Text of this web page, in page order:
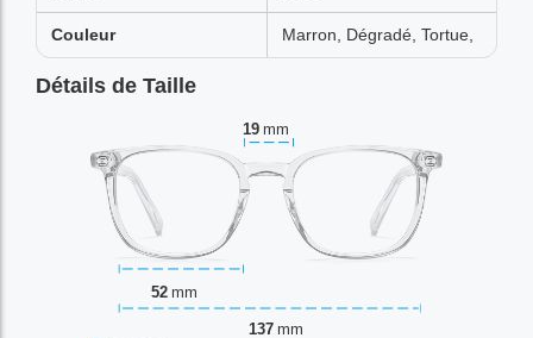
Couleur Marron, Dégradé, Tortue,
Détails de Taille
19 mm
52 mm
137 mm